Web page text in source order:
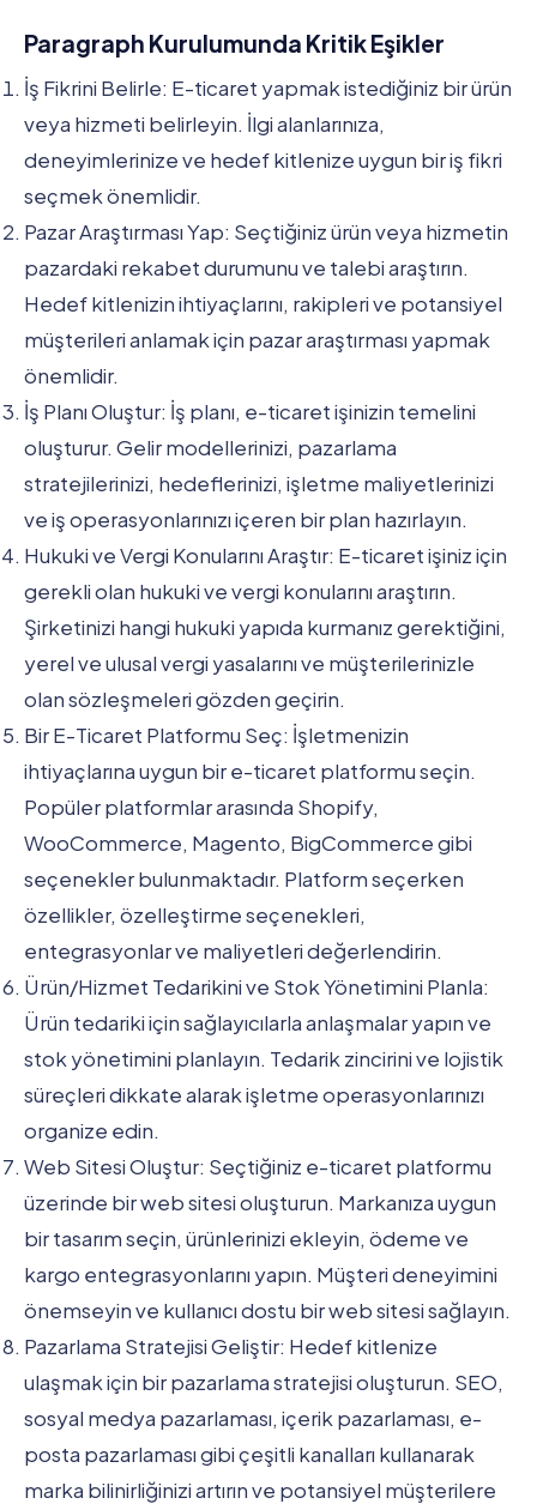
Paragraph Kurulumunda Kritik Eşikler
İş Fikrini Belirle: E-ticaret yapmak istediğiniz bir ürün
veya hizmeti belirleyin. İlgi alanlarınıza,
deneyimlerinize ve hedef kitlenize uygun bir iş fikri
seçmek önemlidir.
Pazar Araştırması Yap: Seçtiğiniz ürün veya hizmetin
pazardaki rekabet durumunu ve talebi araştırın.
Hedef kitlenizin ihtiyaçlarını, rakipleri ve potansiyel
müşterileri anlamak için pazar araştırması yapmak
önemlidir.
İş Planı Oluştur: İş planı, e-ticaret işinizin temelini
oluşturur. Gelir modellerinizi, pazarlama
stratejilerinizi, hedeflerinizi, işletme maliyetlerinizi
ve iş operasyonlarınızı içeren bir plan hazırlayın.
Hukuki ve Vergi Konularını Araştır: E-ticaret işiniz için
gerekli olan hukuki ve vergi konularını araştırın.
Şirketinizi hangi hukuki yapıda kurmanız gerektiğini,
yerel ve ulusal vergi yasalarını ve müşterilerinizle
olan sözleşmeleri gözden geçirin.
Bir E-Ticaret Platformu Seç: İşletmenizin
ihtiyaçlarına uygun bir e-ticaret platformu seçin.
Popüler platformlar arasında Shopify,
WooCommerce, Magento, BigCommerce gibi
seçenekler bulunmaktadır. Platform seçerken
özellikler, özelleştirme seçenekleri,
entegrasyonlar ve maliyetleri değerlendirin.
Ürün/Hizmet Tedarikini ve Stok Yönetimini Planla:
Ürün tedariki için sağlayıcılarla anlaşmalar yapın ve
stok yönetimini planlayın. Tedarik zincirini ve lojistik
süreçleri dikkate alarak işletme operasyonlarınızı
organize edin.
Web Sitesi Oluştur: Seçtiğiniz e-ticaret platformu
üzerinde bir web sitesi oluşturun. Markanıza uygun
bir tasarım seçin, ürünlerinizi ekleyin, ödeme ve
kargo entegrasyonlarını yapın. Müşteri deneyimini
önemseyin ve kullanıcı dostu bir web sitesi sağlayın.
Pazarlama Stratejisi Geliştir: Hedef kitlenize
ulaşmak için bir pazarlama stratejisi oluşturun. SEO,
sosyal medya pazarlaması, içerik pazarlaması, e-
posta pazarlaması gibi çeşitli kanalları kullanarak
marka bilinirliğinizi artırın ve potansiyel müşterilere